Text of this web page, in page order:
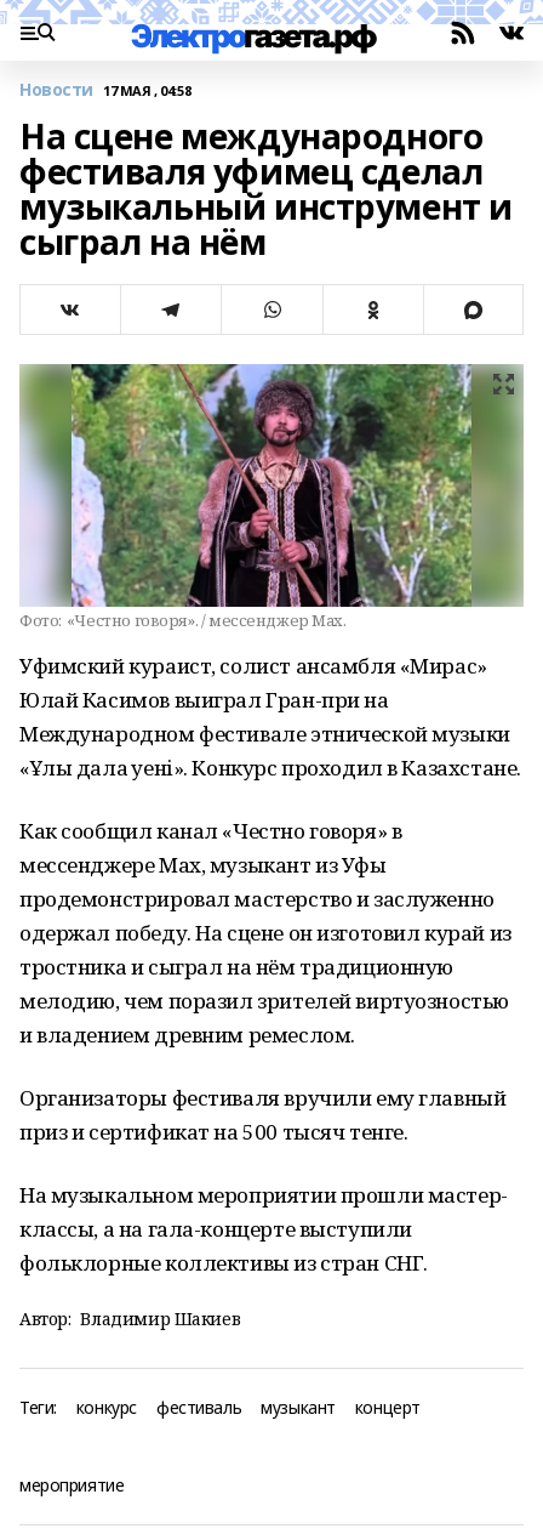
Новости 17 МАЯ , 04:58
На сцене международного
фестиваля уфимец сделал
музыкальный инструмент и
сыграл на нём
Фото: «Честно говоря». / мессенджер Max.
Уфимский кураист, солист ансамбля «Мирас»
Юлай Касимов выиграл Гран-при на
Международном фестивале этнической музыки
«Ұлы дала әуені». Конкурс проходил в Казахстане.
Как сообщил канал «Честно говоря» в
мессенджере Мах, музыкант из Уфы
продемонстрировал мастерство и заслуженно
одержал победу. На сцене он изготовил курай из
тростника и сыграл на нём традиционную
мелодию, чем поразил зрителей виртуозностью
и владением древним ремеслом.
Организаторы фестиваля вручили ему главный
приз и сертификат на 500 тысяч тенге.
На музыкальном мероприятии прошли мастер-
классы, а на гала-концерте выступили
фольклорные коллективы из стран СНГ.
Автор: Владимир Шакиев
Теги: конкурс фестиваль музыкант концерт
мероприятие